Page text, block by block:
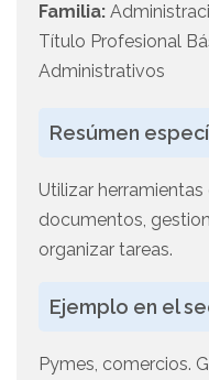
Familia:
Título Profesional
Administrativos
Resúmen
Utilizar
documentos,
organizar tareas.
Ejemplo en el
Pymes, comercios.